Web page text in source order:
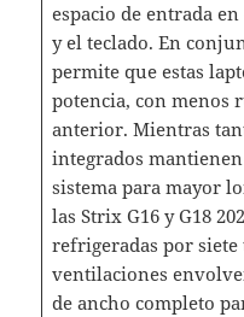
espacio de entrada
y el teclado. En
permite que estas
potencia, con menos
anterior. Mientras
integrados
sistema para mayor
las Strix G16 y G18
refrigeradas por siete
ventilaciones
de ancho completo